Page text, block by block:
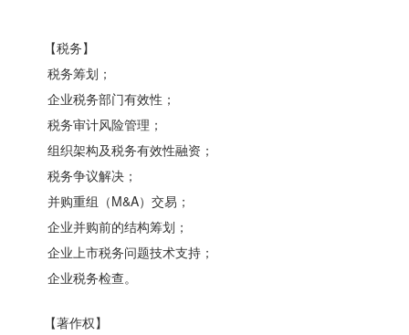
【税务】
税务筹划；
企业税务部门有效性；
税务审计风险管理；
组织架构及税务有效性融资；
税务争议解决；
并购重组（M&A）交易；
企业并购前的结构筹划；
企业上市税务问题技术支持；
企业税务检查。
【著作权】